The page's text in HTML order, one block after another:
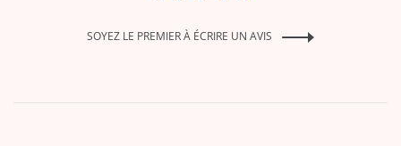
SOYEZ LE PREMIER À ÉCRIRE UN AVIS